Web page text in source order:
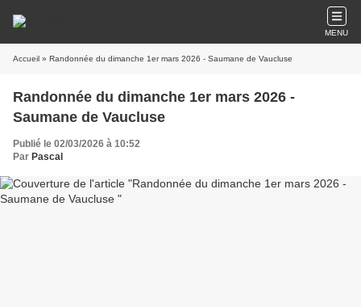
MENU
Accueil » Randonnée du dimanche 1er mars 2026 - Saumane de Vaucluse
Randonnée du dimanche 1er mars 2026 -
Saumane de Vaucluse
Publié le 02/03/2026 à 10:52
Par Pascal